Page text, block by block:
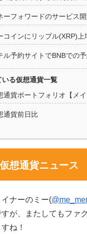
ーフォワードのサービス
コインにリップル(XRP)上
ル予約サイトでBNBでの
いる仮想通貨一覧
通貨ポートフォリオ【メイ
通貨前日比
想通貨ニュース
ナーのミー(
が、またしてもファ
ね！